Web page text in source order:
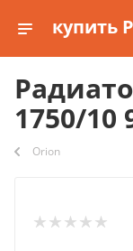
1750/10
Orion